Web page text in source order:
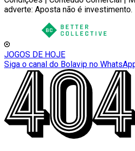
adverte: Aposta não é investimento.
JOGOS DE HOJE
Siga o canal do Bolavip no